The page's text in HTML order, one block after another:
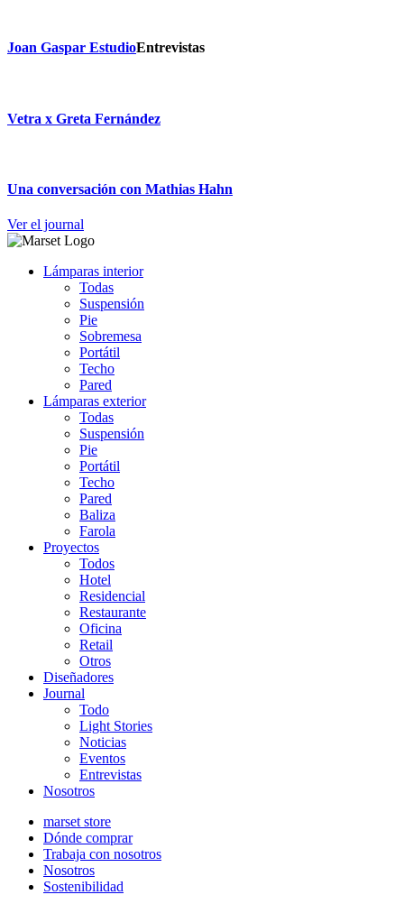
Joan Gaspar EstudioEntrevistas
Vetra x Greta Fernández
Una conversación con Mathias Hahn
Ver el journal
Lámparas interior
Todas
Suspensión
Pie
Sobremesa
Portátil
Techo
Pared
Lámparas exterior
Todas
Suspensión
Pie
Portátil
Techo
Pared
Baliza
Farola
Proyectos
Todos
Hotel
Residencial
Restaurante
Oficina
Retail
Otros
Diseñadores
Journal
Todo
Light Stories
Noticias
Eventos
Entrevistas
Nosotros
marset store
Dónde comprar
Trabaja con nosotros
Nosotros
Sostenibilidad